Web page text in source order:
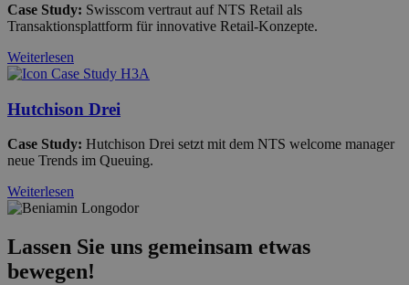
Case Study: Swisscom vertraut auf NTS Retail als
Transaktionsplattform für innovative Retail-Konzepte.
Weiterlesen
Hutchison Drei
Case Study: Hutchison Drei setzt mit dem NTS welcome manager
neue Trends im Queuing.
Weiterlesen
Lassen Sie uns gemeinsam etwas
bewegen!